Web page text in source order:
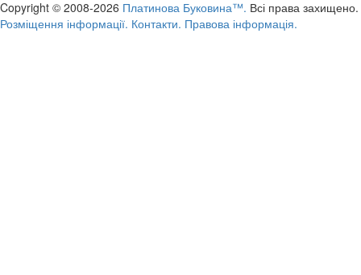
Copyright © 2008-2026 Платинова Буковина™. Всі права захищено.
Розміщення інформації. Контакти. Правова інформація.